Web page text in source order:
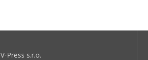
V-Press s.r.o.